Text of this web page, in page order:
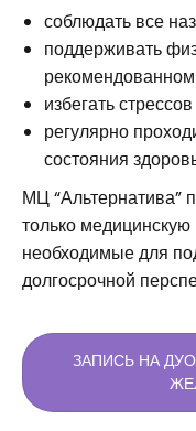
соблюдать все
поддерживать
избегать
регулярно
состояния
МЦ “Альтернатива”
только
необходимые для
долгосрочной
ЗАПИСЬ НА